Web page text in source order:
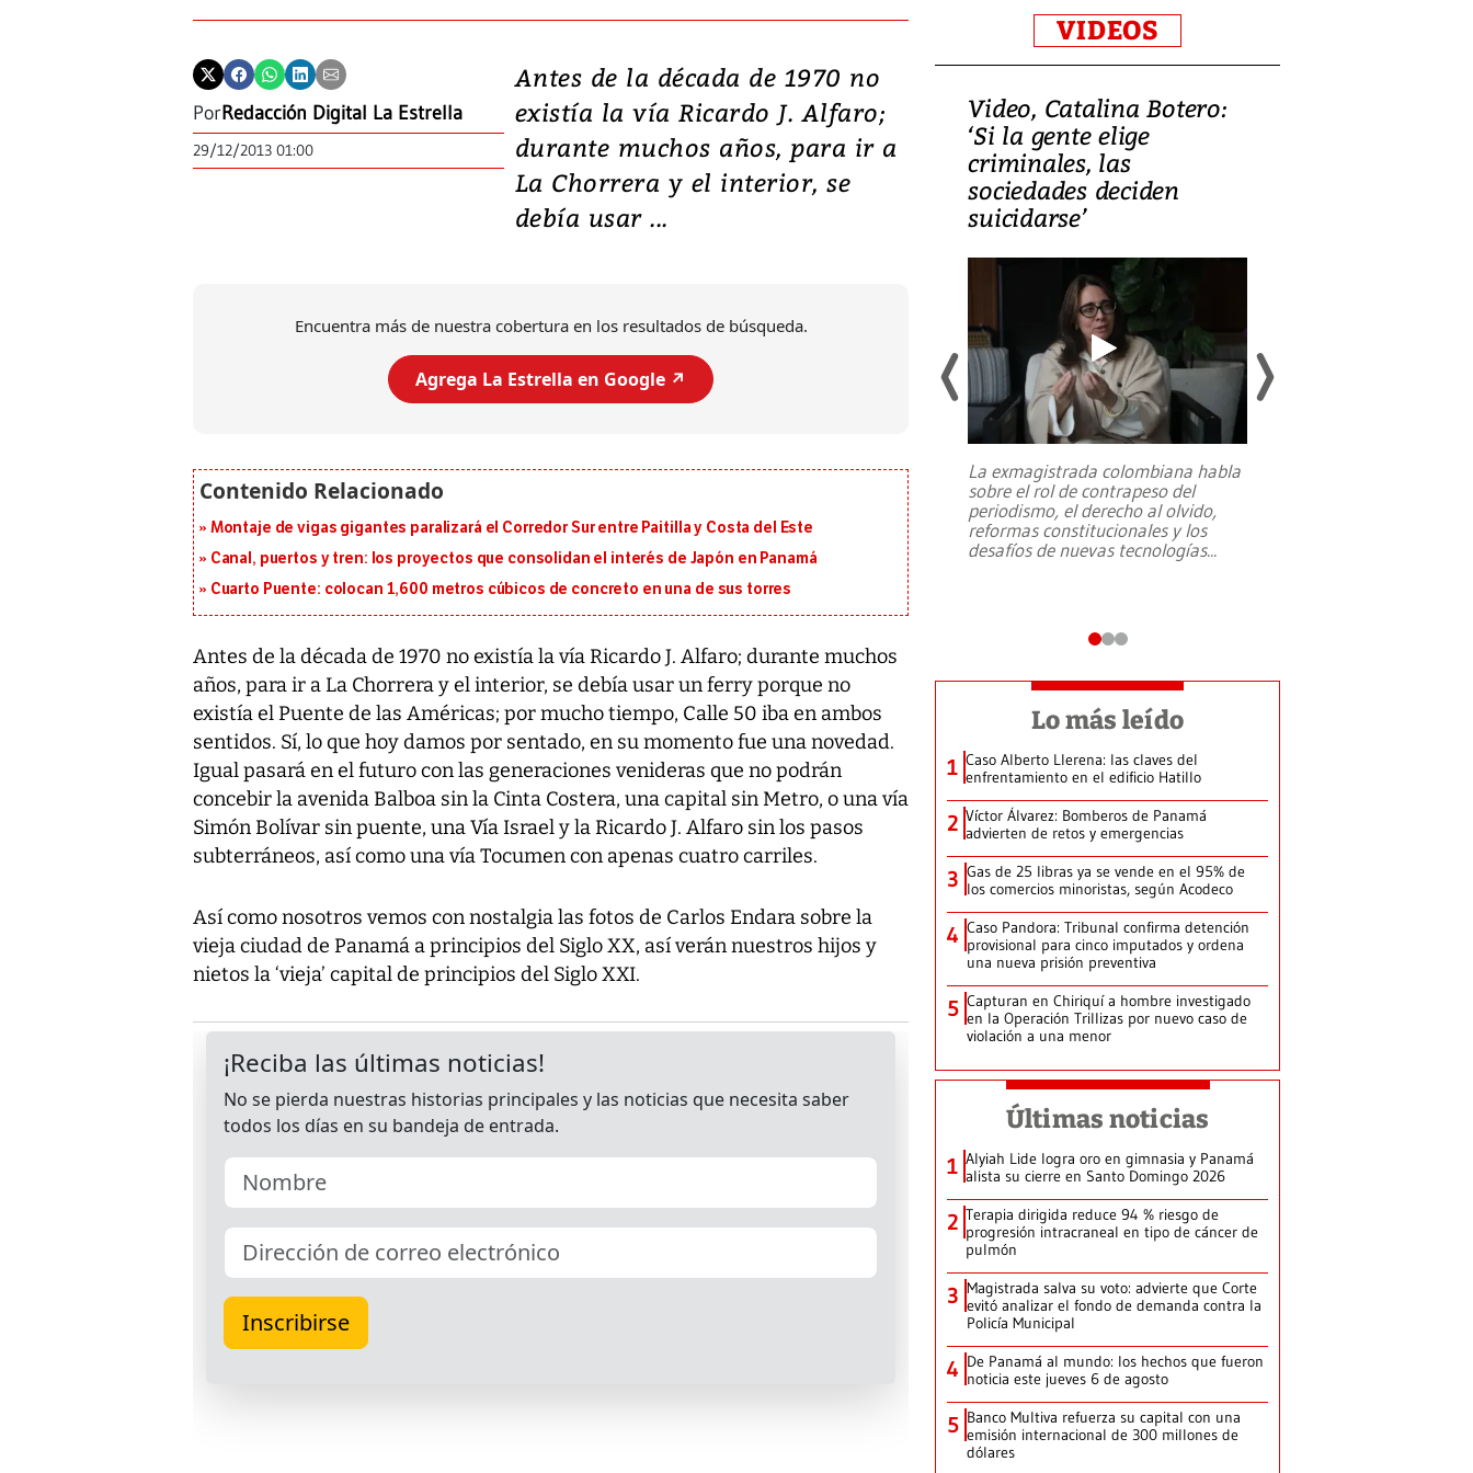
PorRedacción Digital La Estrella
29/12/2013 01:00
Antes de la década de 1970 no
existía la vía Ricardo J. Alfaro;
durante muchos años, para ir a
La Chorrera y el interior, se
debía usar ...
Encuentra más de nuestra cobertura en los resultados de búsqueda.
Agrega La Estrella en Google ↗️
Montaje de vigas gigantes paralizará el Corredor Sur entre Paitilla y Costa del Este
Canal, puertos y tren: los proyectos que consolidan el interés de Japón en Panamá
Cuarto Puente: colocan 1,600 metros cúbicos de concreto en una de sus torres
Antes de la década de 1970 no existía la vía Ricardo J. Alfaro; durante muchos
años, para ir a La Chorrera y el interior, se debía usar un ferry porque no
existía el Puente de las Américas; por mucho tiempo, Calle 50 iba en ambos
sentidos. Sí, lo que hoy damos por sentado, en su momento fue una novedad.
Igual pasará en el futuro con las generaciones venideras que no podrán
concebir la avenida Balboa sin la Cinta Costera, una capital sin Metro, o una vía
Simón Bolívar sin puente, una Vía Israel y la Ricardo J. Alfaro sin los pasos
subterráneos, así como una vía Tocumen con apenas cuatro carriles.
Así como nosotros vemos con nostalgia las fotos de Carlos Endara sobre la
vieja ciudad de Panamá a principios del Siglo XX, así verán nuestros hijos y
nietos la ‘vieja’ capital de principios del Siglo XXI.
VIDEOS
Video, Japón: Terremoto
deja heridos y graves
daños en Kumamoto
al sur de Japón, provocando una
Video, Catalina Botero:
‘Si la gente elige
criminales, las
sociedades deciden
suicidarse’
La exmagistrada colombiana habla
sobre el rol de contrapeso del
periodismo, el derecho al olvido,
reformas constitucionales y los
desafíos de nuevas tecnologías...
Lo más leído
1 Caso Alberto Llerena: las claves del
enfrentamiento en el edificio Hatillo
2 Víctor Álvarez: Bomberos de Panamá
advierten de retos y emergencias
3 Gas de 25 libras ya se vende en el 95% de
los comercios minoristas, según Acodeco
4 Caso Pandora: Tribunal confirma detención
provisional para cinco imputados y ordena
una nueva prisión preventiva
5 Capturan en Chiriquí a hombre investigado
en la Operación Trillizas por nuevo caso de
violación a una menor
Últimas noticias
1 Alyiah Lide logra oro en gimnasia y Panamá
alista su cierre en Santo Domingo 2026
2 Terapia dirigida reduce 94 % riesgo de
progresión intracraneal en tipo de cáncer de
pulmón
3 Magistrada salva su voto: advierte que Corte
evitó analizar el fondo de demanda contra la
Policía Municipal
4 De Panamá al mundo: los hechos que fueron
noticia este jueves 6 de agosto
5 Banco Multiva refuerza su capital con una
emisión internacional de 300 millones de
dólares